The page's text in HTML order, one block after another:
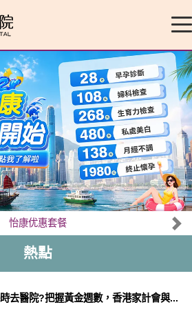
怡康优惠套餐
熱點
去醫院?把握黃金週數，香港家計會與...